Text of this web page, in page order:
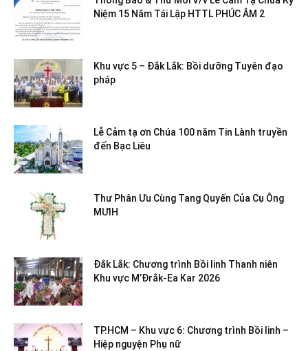
Niệm 15 Năm Tái Lập HTTL PHÚC ÂM 2
Khu vực 5 – Đắk Lắk: Bồi dưỡng Tuyên đạo
pháp
Lễ Cảm tạ ơn Chúa 100 năm Tin Lành truyền
đến Bạc Liêu
Thư Phân Ưu Cùng Tang Quyến Của Cụ Ông
MƯIH
Đắk Lắk: Chương trình Bồi linh Thanh niên
Khu vực M’Đrắk-Ea Kar 2026
TP.HCM – Khu vực 6: Chương trình Bồi linh –
Hiệp nguyện Phụ nữ